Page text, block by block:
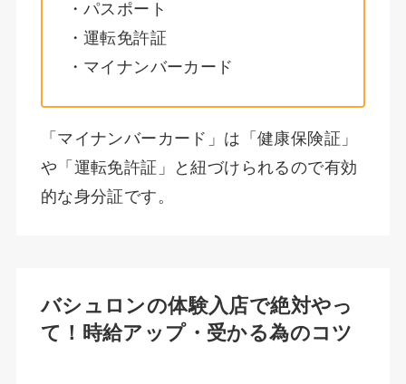
・パスポート
・運転免許証
・マイナンバーカード
「マイナンバーカード」は「健康保険証」
や「運転免許証」と紐づけられるので有効
的な身分証です。
バシュロンの体験入店で絶対やっ
て！時給アップ・受かる為のコツ